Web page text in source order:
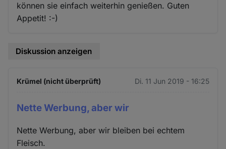
können sie einfach weiterhin genießen. Guten
Appetit! :-)
Diskussion anzeigen
Krümel (nicht überprüft) Di. 11 Jun 2019 - 16:25
Nette Werbung, aber wir
Nette Werbung, aber wir bleiben bei echtem
Fleisch.